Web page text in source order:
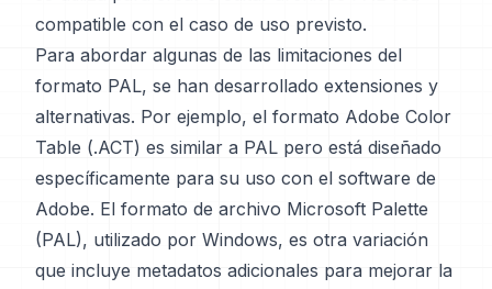
compatible con el caso de uso previsto.
Para abordar algunas de las limitaciones del
formato PAL, se han desarrollado extensiones y
alternativas. Por ejemplo, el formato Adobe Color
Table (.ACT) es similar a PAL pero está diseñado
específicamente para su uso con el software de
Adobe. El formato de archivo Microsoft Palette
(PAL), utilizado por Windows, es otra variación
que incluye metadatos adicionales para mejorar la